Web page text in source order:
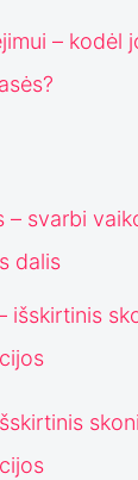
– kodėl
– svarbi
dalis